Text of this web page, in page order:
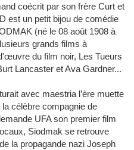
coécrit par son frère Curt et
est un petit bijou de comédie
(né le 08 août 1908 à
grands films à
du film noir, Les Tueurs
Lancaster et Ava Gardner...
avec maestria l’ère muette
célèbre compagnie de
UFA son premier film
Siodmak se retrouve
la propagande nazi Joseph